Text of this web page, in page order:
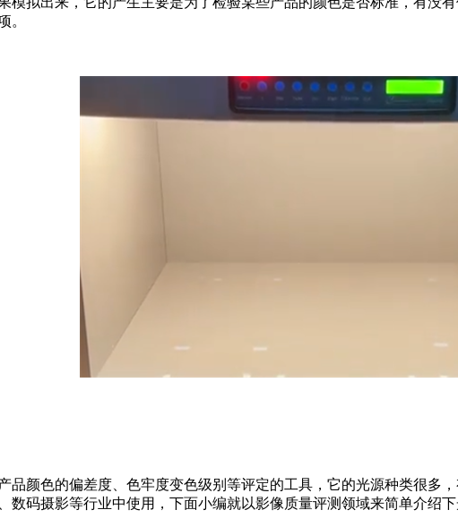
。
品颜色的偏差度、色牢度变色级别等评定的工具，它的光源种类很多
数码摄影等行业中使用，下面小编就以影像质量评测领域来简单介绍下